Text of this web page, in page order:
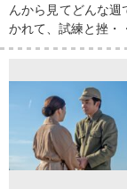
んから見てどんな
かれて、試練と挫・